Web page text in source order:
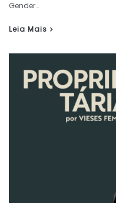
Gender…
Leia Mais